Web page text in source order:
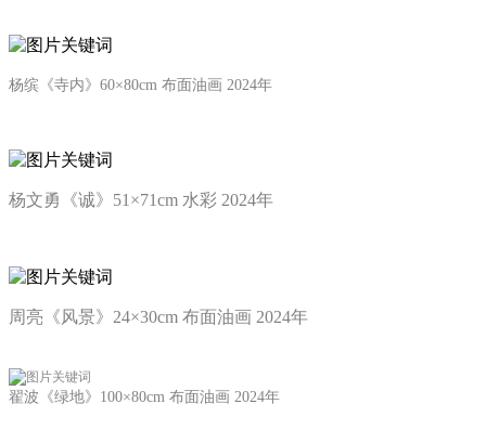
杨缤 《寺内》60×80cm 布面油画 2024年
杨文勇《诚》51×71cm 水彩 2024年
周亮《风景》24×30cm 布面油画 2024年
翟波 《绿地》100×80cm 布面油画 2024年